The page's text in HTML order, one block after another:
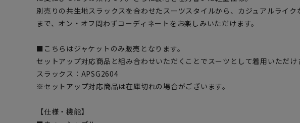
別売りの共生地スラックスを合わせたスーツスタイルから、カジュアルライク
まで、オン・オフ問わずコーディネートをお楽しみいただけます。
■こちらはジャケットのみ販売となります。
セットアップ対応商品と組み合わせいただくことでスーツとして着用いただけ
スラックス：APSG2604
※セットアップ対応商品は在庫切れの場合がございます。
【仕様・機能】